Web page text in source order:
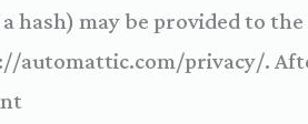
may be provided to
automattic.com/privacy/.